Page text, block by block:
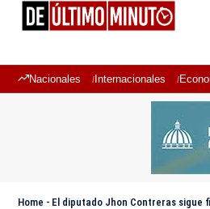
Nacionales Internacionales
Home - El diputado Jhon Contreras sigue